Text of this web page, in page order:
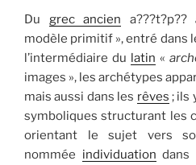
Du grec ancien a???t?p??
modèle primitif », entré dans
l’intermédiaire du latin «
images », les archétypes
mais aussi dans les rêves ; ils
symboliques structurant les
orientant le sujet vers
nommée individuation dans